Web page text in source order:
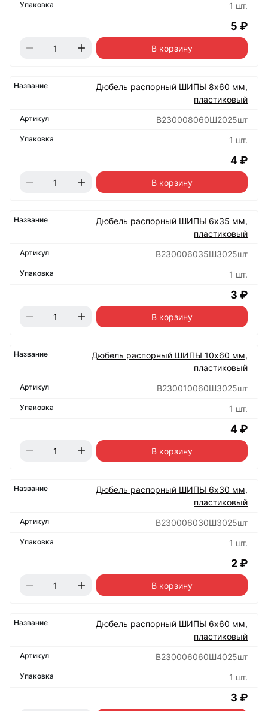
1 шт.
5 ₽
В корзину
Дюбель распорный ШИПЫ 8х60 мм,
пластиковый
B230008060Ш2025шт
1 шт.
4 ₽
В корзину
Дюбель распорный ШИПЫ 6х35 мм,
пластиковый
B230006035Ш3025шт
1 шт.
3 ₽
В корзину
Дюбель распорный ШИПЫ 10х60 мм,
пластиковый
B230010060Ш3025шт
1 шт.
4 ₽
В корзину
Дюбель распорный ШИПЫ 6х30 мм,
пластиковый
B230006030Ш3025шт
1 шт.
2 ₽
В корзину
Дюбель распорный ШИПЫ 6х60 мм,
пластиковый
B230006060Ш4025шт
1 шт.
3 ₽